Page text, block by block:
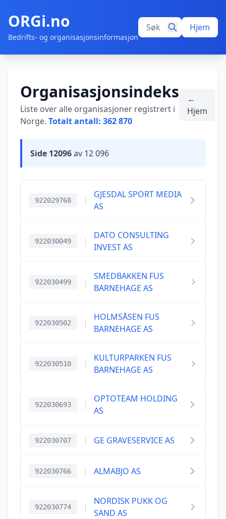
ORGi.no
Bedrifts- og organisasjonsinformasjon
Hjem
Organisasjonsindeks
Liste over alle organisasjoner registrert i
Norge. Totalt antall: 362 870
←
Hjem
Side 12096av 12 096
922029768 |
GJESDAL SPORT MEDIA
AS
922030049 |
DATO CONSULTING
INVEST AS
922030499 |
SMEDBAKKEN FUS
BARNEHAGE AS
922030502 |
HOLMSÅSEN FUS
BARNEHAGE AS
922030510 |
KULTURPARKEN FUS
BARNEHAGE AS
922030693 |
OPTOTEAM HOLDING
AS
922030707 | GE GRAVESERVICE AS
922030766 | ALMABJO AS
922030774 |
NORDISK PUKK OG
SAND AS